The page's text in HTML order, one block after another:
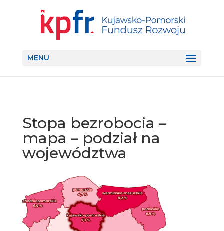
MENU
Stopa bezrobocia –
mapa – podział na
województwa